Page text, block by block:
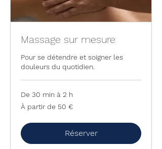
Massage sur mesure
Pour se détendre et soigner les
douleurs du quotidien.
De 30 min à 2 h
À
partir
euros
À partir de 50 €
Réserver